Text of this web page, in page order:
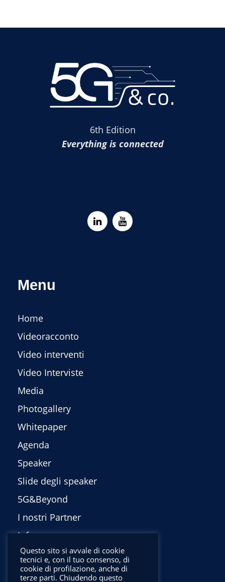
6th Edition
Everything is connected
Menu
Home
Videoracconto
Video interventi
Video Interviste
Media
Photogallery
Whitepaper
Agenda
Speaker
Slide degli speaker
5G&Beyond
I nostri Partner
Info
Privacy Policy
English
Questo sito si avvale di cookie
tecnici e, con il tuo consenso, di
cookie di profilazione, anche di
terze parti. Chiudendo questo